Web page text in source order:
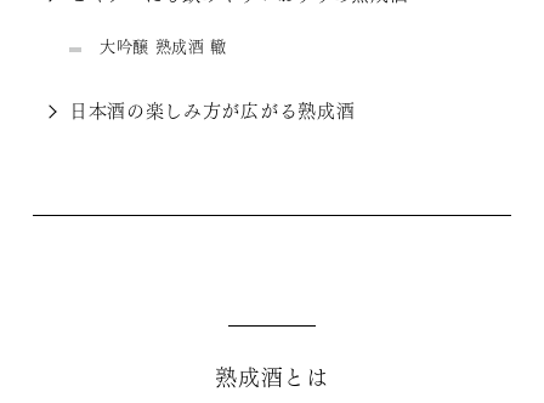
大吟醸 熟成酒 轍
日本酒の楽しみ方が広がる熟成酒
熟成酒とは